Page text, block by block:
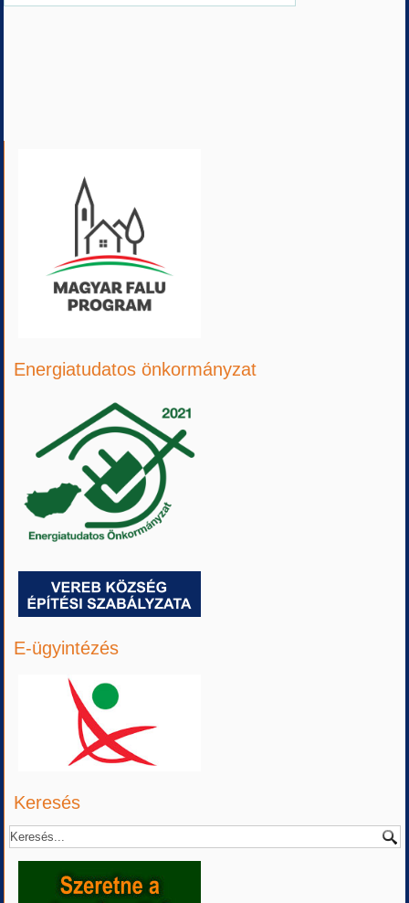
Energiatudatos önkormányzat
E-ügyintézés
Keresés